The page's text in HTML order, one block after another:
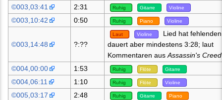
©003,03:41 2:31 Ruhig Gitarre Violine
©003,10:42 0:50 Ruhig Piano Violine
©003,14:48 ?:??
Laut Violine
Lied hat
dauert aber mindestens 3:28; laut
Kommentaren ausAssassin's
©004,00:00
1:53 Ruhig Flöte Gitarre
©004,06:11 1:10 Ruhig Flöte Violine
©005,03:17 2:48 Ruhig Gitarre Piano